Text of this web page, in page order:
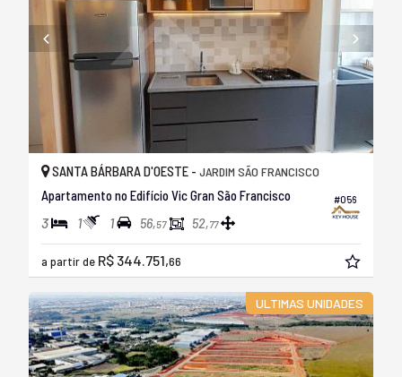
#056
SANTA BÁRBARA D'OESTE - JARDIM SÃO FRANCISCO
Apartamento no Edifício Vic Gran São Francisco
3 1 1 56,57 52,77
a partir de R$ 344.751,66
ULTIMAS UNIDADES